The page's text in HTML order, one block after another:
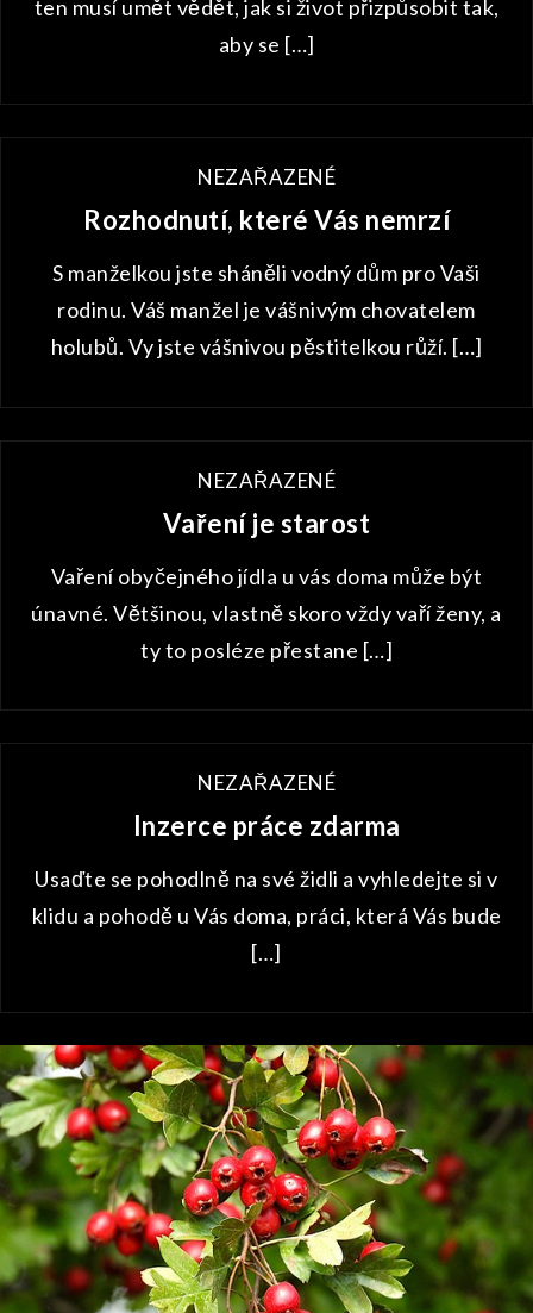
ten musí umět vědět, jak si život přizpůsobit tak,
aby se […]
NEZAŘAZENÉ
Rozhodnutí, které Vás nemrzí
S manželkou jste sháněli vodný dům pro Vaši
rodinu. Váš manžel je vášnivým chovatelem
holubů. Vy jste vášnivou pěstitelkou růží. […]
NEZAŘAZENÉ
Vaření je starost
Vaření obyčejného jídla u vás doma může být
únavné. Většinou, vlastně skoro vždy vaří ženy, a
ty to posléze přestane […]
NEZAŘAZENÉ
Inzerce práce zdarma
Usaďte se pohodlně na své židli a vyhledejte si v
klidu a pohodě u Vás doma, práci, která Vás bude
[…]
PRODUKTY
Na srdce nejsou jen Poděbrady